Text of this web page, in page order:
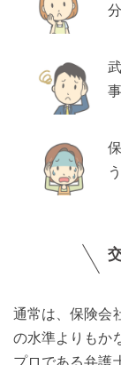
通常は、保険会
の水準よりもか
プロである弁護